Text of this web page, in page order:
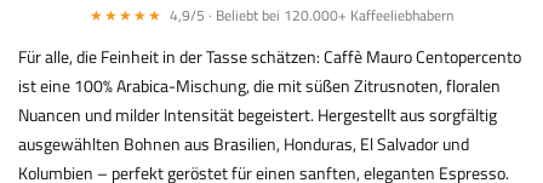
★★★★★ 4,9/5 · Beliebt bei 120.000+ Kaffeeliebhabern
Für alle, die Feinheit in der Tasse schätzen: Caffè Mauro Centopercento
ist eine 100% Arabica-Mischung, die mit süßen Zitrusnoten, floralen
Nuancen und milder Intensität begeistert. Hergestellt aus sorgfältig
ausgewählten Bohnen aus Brasilien, Honduras, El Salvador und
Kolumbien – perfekt geröstet für einen sanften, eleganten Espresso.